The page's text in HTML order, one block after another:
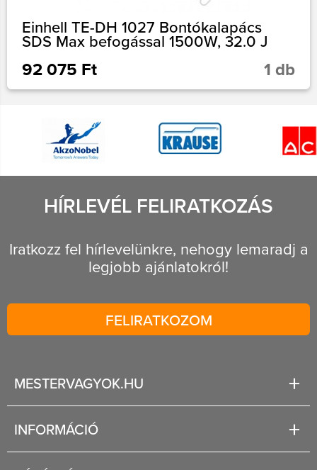
Einhell TE-DH 1027 Bontókalapács
SDS Max befogással 1500W, 32.0 J
92 075 Ft 1 db
HÍRLEVÉL FELIRATKOZÁS
Iratkozz fel hírlevelünkre, nehogy lemaradj a
legjobb ajánlatokról!
FELIRATKOZOM
MESTERVAGYOK.HU
INFORMÁCIÓ